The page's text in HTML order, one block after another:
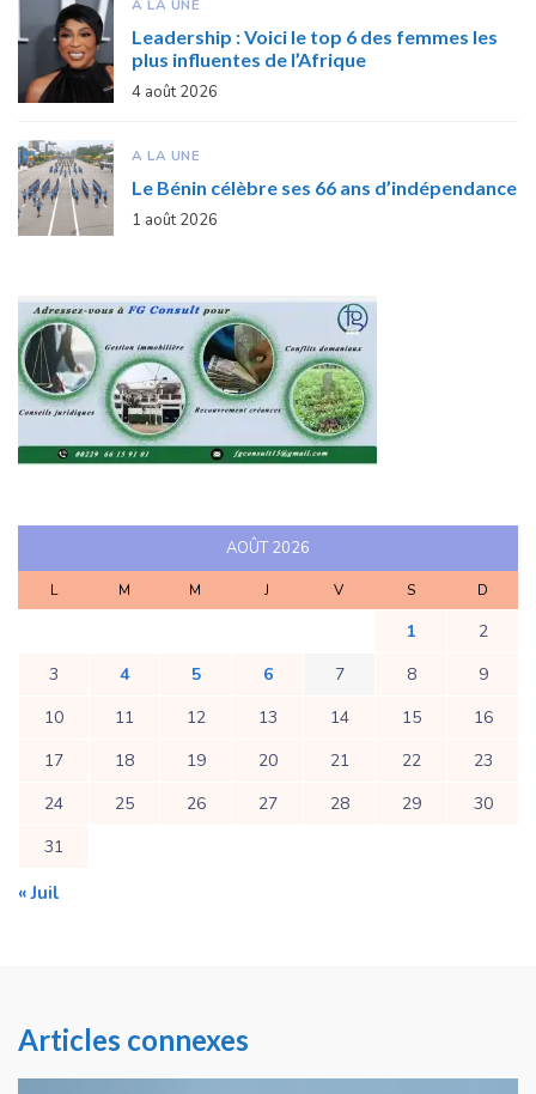
A LA UNE
Leadership : Voici le top 6 des femmes les
plus influentes de l’Afrique
4 août 2026
A LA UNE
Le Bénin célèbre ses 66 ans d’indépendance
1 août 2026
AOÛT 2026
L M M J V S D
1
2
3
4 5 6 7 8
9
10
11 12 13 14 15
16
17
18 19 20 21 22
23
24
25 26 27 28 29
30
31
« Juil
Articles connexes